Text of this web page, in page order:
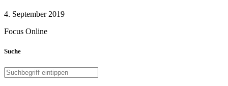
4. September 2019
Focus Online
Suche